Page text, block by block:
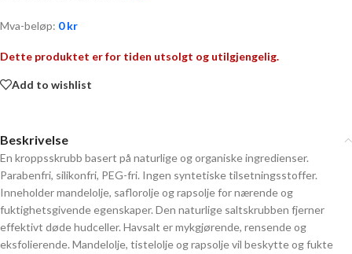
Mva-beløp: 0kr
Dette produktet er for tiden utsolgt og utilgjengelig.
Add to wishlist
Beskrivelse
En kroppsskrubb basert på naturlige og organiske ingredienser.
Parabenfri, silikonfri, PEG-fri. Ingen syntetiske tilsetningsstoffer.
Inneholder mandelolje, saflorolje og rapsolje for nærende og
fuktighetsgivende egenskaper. Den naturlige saltskrubben fjerner
effektivt døde hudceller. Havsalt er mykgjørende, rensende og
eksfolierende. Mandelolje, tistelolje og rapsolje vil beskytte og fukte